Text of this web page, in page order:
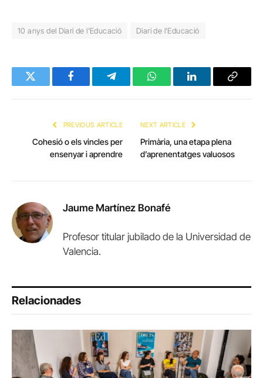
10 anys del Diari de l'Educació Diari de l'Educació
Twitter FacebookTelegramWhatsAppLinkedInCopy
PREVIOUS ARTICLE
Cohesió o els vincles per
ensenyar i aprendre
NEXT ARTICLE
Primària, una etapa plena
d’aprenentatges valuosos
Jaume Martínez Bonafé
Profesor titular jubilado de la Universidad de
Valencia.
Relacionades